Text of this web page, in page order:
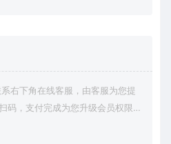
右下角在线客服，由客服为您提
码，支付完成为您升级会员权限后